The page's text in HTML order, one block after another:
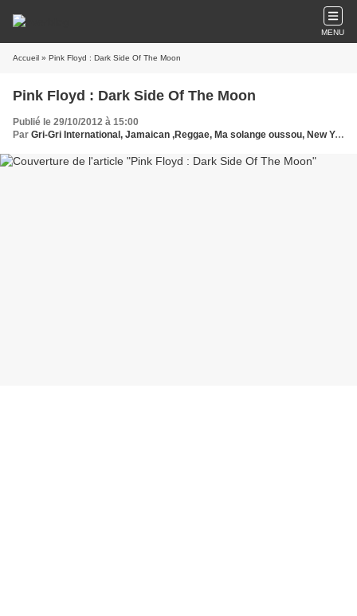
MENU
Accueil » Pink Floyd : Dark Side Of The Moon
Pink Floyd : Dark Side Of The Moon
Publié le 29/10/2012 à 15:00
Par Gri-Gri International, Jamaican ,Reggae, Ma solange oussou, New York, Blues, France, Pink Floyd, UK,Europe